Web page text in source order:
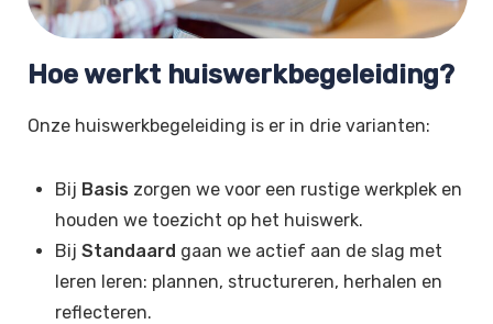
Hoe werkt huiswerkbegeleiding?
Onze huiswerkbegeleiding is er in drie varianten:
Bij Basis zorgen we voor een rustige werkplek en
houden we toezicht op het huiswerk.
Bij Standaard gaan we actief aan de slag met
leren leren: plannen, structureren, herhalen en
reflecteren.